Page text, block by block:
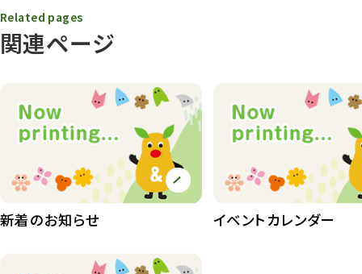
動物園その他
407
植物園長の庭
植物園 その他 423
83
関連ページ
Related pages
新着のお知らせ イベントカレンダー